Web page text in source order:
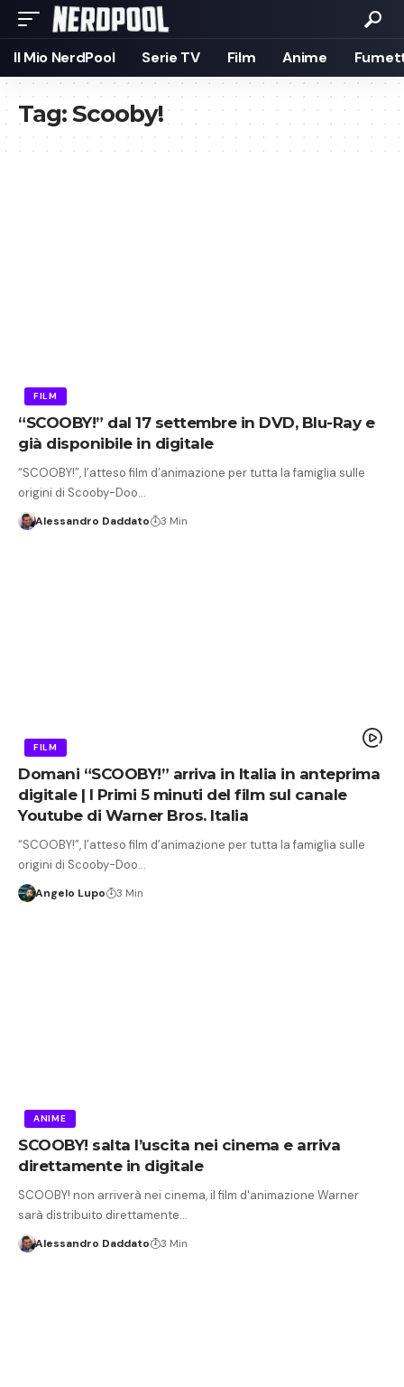
Il Mio NerdPool Serie TV Film Anime
Tag:Scooby!
FILM
“SCOOBY!” dal 17 settembre in DVD, Blu-Ray e
già disponibile in digitale
“SCOOBY!”, l’atteso film d’animazione per tutta la famiglia sulle
origini di Scooby-Doo…
Alessandro Daddato 3 Min
FILM
Domani “SCOOBY!” arriva in Italia in anteprima
digitale | I Primi 5 minuti del film sul canale
Youtube di Warner Bros. Italia
“SCOOBY!”, l’atteso film d’animazione per tutta la famiglia sulle
origini di Scooby-Doo…
Angelo Lupo 3 Min
ANIME
SCOOBY! salta l’uscita nei cinema e arriva
direttamente in digitale
SCOOBY! non arriverà nei cinema, il film d'animazione Warner
sarà distribuito direttamente…
Alessandro Daddato 3 Min